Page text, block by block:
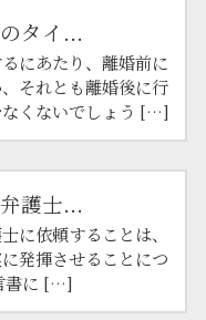
タイ...
にあたり、離婚前に
それとも離婚後に行
なくないでしょう […]
護士...
に依頼することは、
発揮させることにつ
書に […]